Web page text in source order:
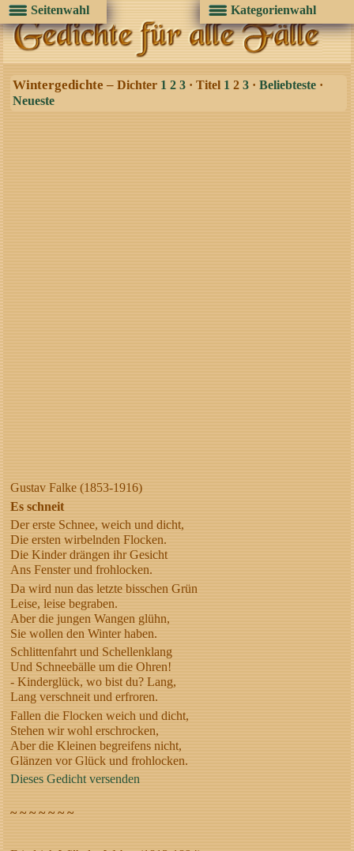
Wintergedichte –Dichter 1 2 3 · Titel 1 23 ·Beliebteste ·
Neueste
Gustav Falke (1853-1916)
Es schneit
Der erste Schnee, weich und dicht,
Die ersten wirbelnden Flocken.
Die Kinder drängen ihr Gesicht
Ans Fenster und frohlocken.
Da wird nun das letzte bisschen Grün
Leise, leise begraben.
Aber die jungen Wangen glühn,
Sie wollen den Winter haben.
Schlittenfahrt und Schellenklang
Und Schneebälle um die Ohren!
- Kinderglück, wo bist du? Lang,
Lang verschneit und erfroren.
Fallen die Flocken weich und dicht,
Stehen wir wohl erschrocken,
Aber die Kleinen begreifens nicht,
Glänzen vor Glück und frohlocken.
Dieses Gedicht versenden
~ ~ ~ ~ ~ ~ ~
Seitenwahl Kategorienwahl